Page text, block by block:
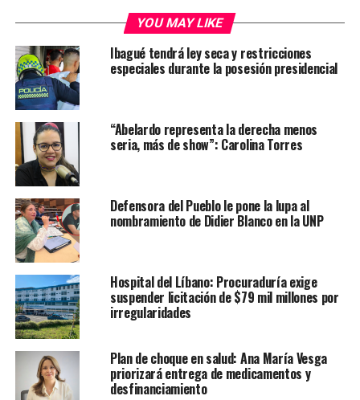
YOU MAY LIKE
Ibagué tendrá ley seca y restricciones
especiales durante la posesión presidencial
“Abelardo representa la derecha menos
seria, más de show”: Carolina Torres
Defensora del Pueblo le pone la lupa al
nombramiento de Didier Blanco en la UNP
Hospital del Líbano: Procuraduría exige
suspender licitación de $79 mil millones por
irregularidades
Plan de choque en salud: Ana María Vesga
priorizará entrega de medicamentos y
desfinanciamiento